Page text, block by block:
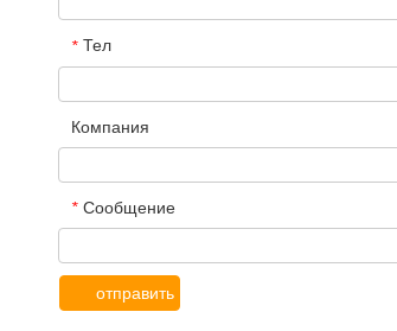
* Тел
Компания
* Сообщение
отправить